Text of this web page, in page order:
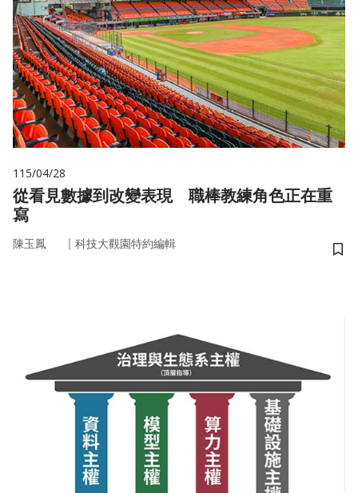
115/04/28
從看見數據到改變表現 職棒教練角色正在重
寫
陳玉鳳 ｜ 科技大觀園特約編輯
儲